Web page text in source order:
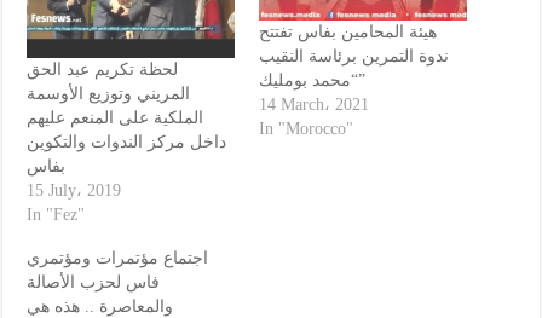
لحظة تكريم عبد الحق
المريني وتوزيع الأوسمة
الملكية على المنعم عليهم
داخل مركز الندوات والتكوين
بفاس
15 July، 2019
In "Fez"
هيئة المحامين بفاس تفتتح
ندوة التمرين برئاسة النقيب
“محمد بومليك”
14 March، 2021
In "Morocco"
اجتماع مؤتمرات ومؤتمري
فاس لحزب الأصالة
والمعاصرة .. هذه هي